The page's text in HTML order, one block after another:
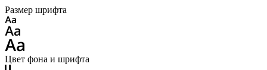
Размер шрифта
Цвет фона и шрифта